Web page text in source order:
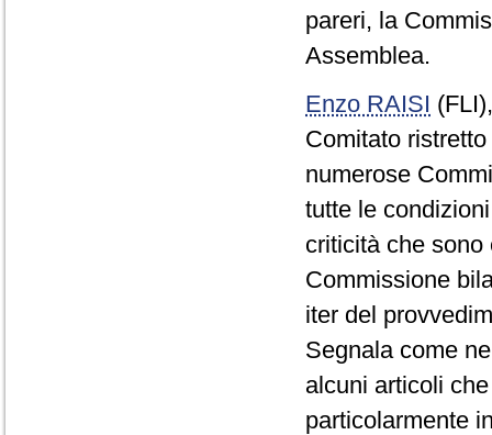
pareri, la
Assemblea.
Enzo RAISI
Comitato
numerose
tutte le
criticità che
Commissione
iter del
Segnala come
alcuni articoli
particolarmente